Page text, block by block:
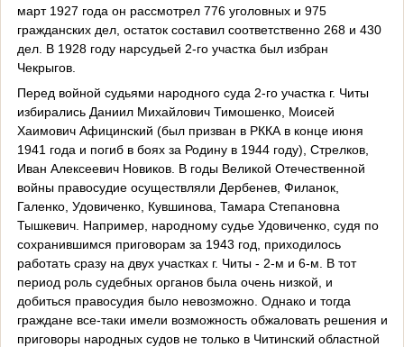
март 1927 года он рассмотрел 776 уголовных и 975
гражданских дел, остаток составил соответственно 268 и 430
дел. В 1928 году нарсудьей 2-го участка был избран
Чекрыгов.
Перед войной судьями народного суда 2-го участка г. Читы
избирались Даниил Михайлович Тимошенко, Моисей
Хаимович Афицинский (был призван в РККА в конце июня
1941 года и погиб в боях за Родину в 1944 году), Стрелков,
Иван Алексеевич Новиков. В годы Великой Отечественной
войны правосудие осуществляли Дербенев, Филанок,
Галенко, Удовиченко, Кувшинова, Тамара Степановна
Тышкевич. Например, народному судье Удовиченко, судя по
сохранившимся приговорам за 1943 год, приходилось
работать сразу на двух участках г. Читы - 2-м и 6-м. В тот
период роль судебных органов была очень низкой, и
добиться правосудия было невозможно. Однако и тогда
граждане все-таки имели возможность обжаловать решения и
приговоры народных судов не только в Читинский областной